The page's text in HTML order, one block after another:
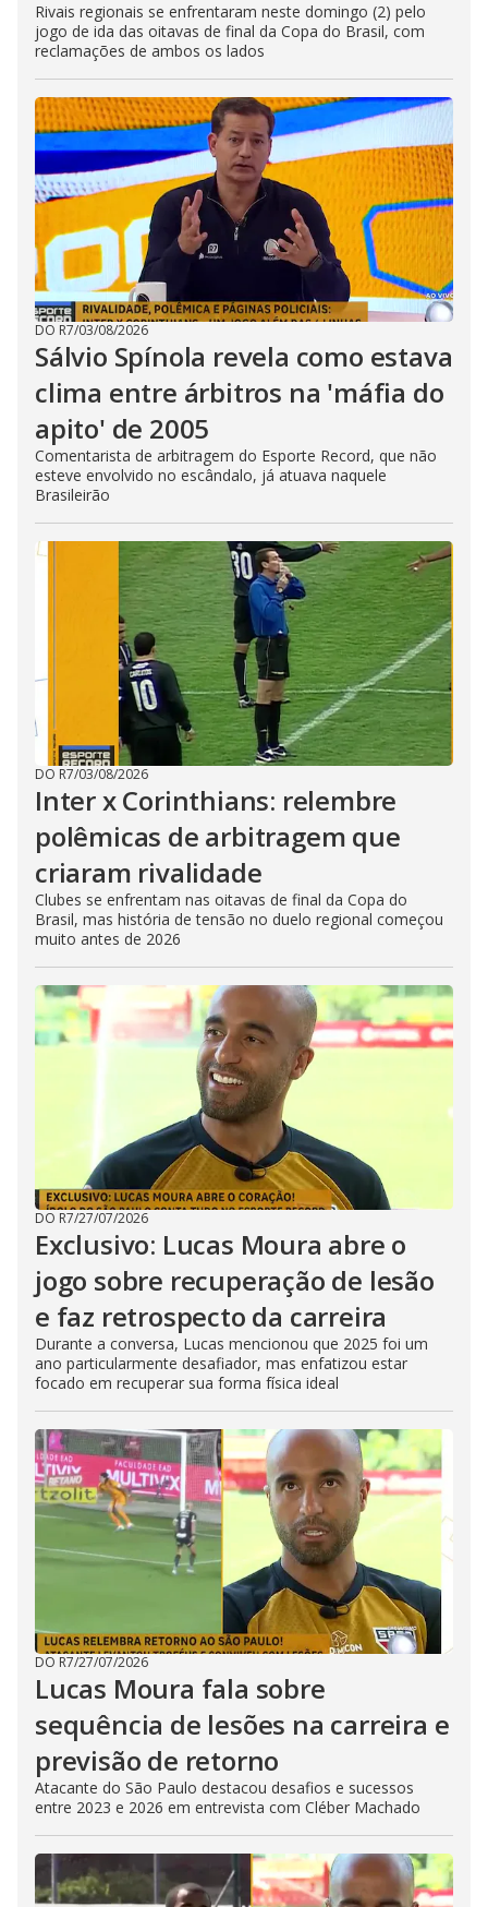
Rivais regionais se enfrentaram neste domingo (2) pelo
jogo de ida das oitavas de final da Copa do Brasil, com
reclamações de ambos os lados
DO R7/03/08/2026
Sálvio Spínola revela como estava
clima entre árbitros na 'máfia do
apito' de 2005
Comentarista de arbitragem do Esporte Record, que não
esteve envolvido no escândalo, já atuava naquele
Brasileirão
DO R7/03/08/2026
Inter x Corinthians: relembre
polêmicas de arbitragem que
criaram rivalidade
Clubes se enfrentam nas oitavas de final da Copa do
Brasil, mas história de tensão no duelo regional começou
muito antes de 2026
DO R7/27/07/2026
Exclusivo: Lucas Moura abre o
jogo sobre recuperação de lesão
e faz retrospecto da carreira
Durante a conversa, Lucas mencionou que 2025 foi um
ano particularmente desafiador, mas enfatizou estar
focado em recuperar sua forma física ideal
DO R7/27/07/2026
Lucas Moura fala sobre
sequência de lesões na carreira e
previsão de retorno
Atacante do São Paulo destacou desafios e sucessos
entre 2023 e 2026 em entrevista com Cléber Machado